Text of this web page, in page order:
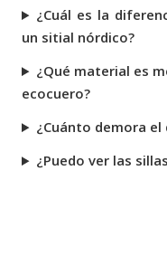
¿Cuál es la
un sitial nórdico?
¿Qué material es
ecocuero?
¿Cuánto demora el
¿Puedo ver las